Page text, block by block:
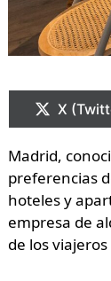
en
X
Madrid,
preferencias
hoteles y
empresa de
de los
en